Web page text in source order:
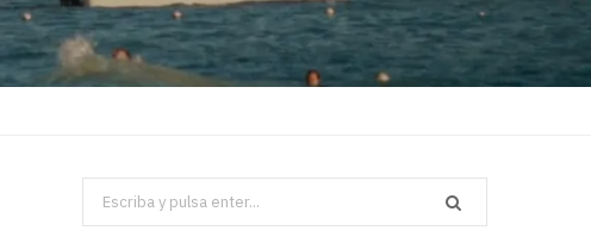
Search
for: